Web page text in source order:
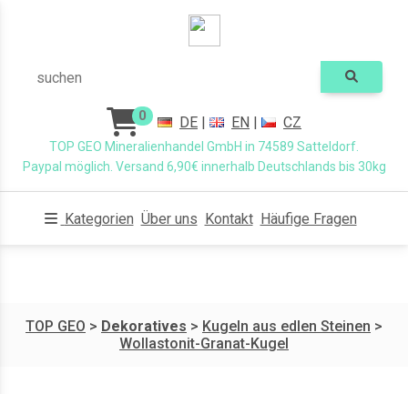
suchen
0 DE | EN | CZ
TOP GEO Mineralienhandel GmbH in 74589 Satteldorf.
Paypal möglich. Versand 6,90€ innerhalb Deutschlands bis 30kg
Kategorien Über uns Kontakt Häufige Fragen
TOP GEO > Dekoratives > Kugeln aus edlen Steinen >
Wollastonit-Granat-Kugel